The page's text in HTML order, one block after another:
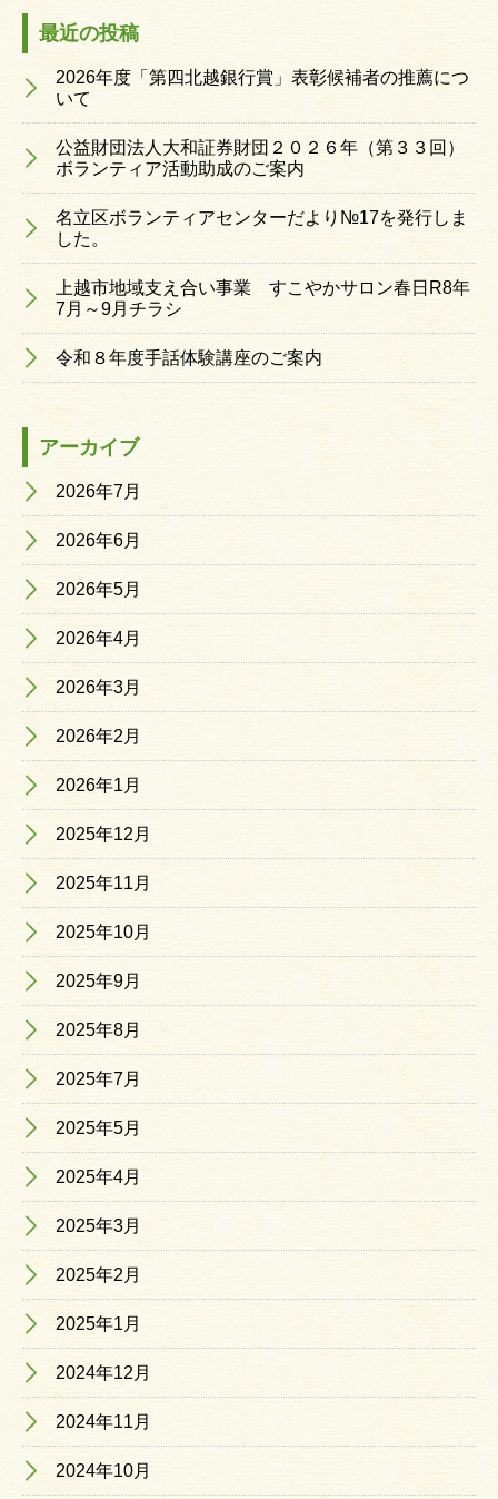
最近の投稿
2026年度「第四北越銀行賞」表彰候補者の推薦につ
いて
公益財団法人大和証券財団２０２６年（第３３回）
ボランティア活動助成のご案内
名立区ボランティアセンターだより№17を発行しま
した。
上越市地域支え合い事業 すこやかサロン春日R8年
7月～9月チラシ
令和８年度手話体験講座のご案内
アーカイブ
2026年7月
2026年6月
2026年5月
2026年4月
2026年3月
2026年2月
2026年1月
2025年12月
2025年11月
2025年10月
2025年9月
2025年8月
2025年7月
2025年5月
2025年4月
2025年3月
2025年2月
2025年1月
2024年12月
2024年11月
2024年10月